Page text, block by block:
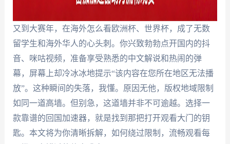
又到大赛年，在海外怎么看欧洲杯、世界杯，成了无数
留学生和海外华人的心头刺。你兴致勃勃点开国内的抖
音、咪咕视频，准备享受熟悉的中文解说和热闹的弹
幕，屏幕上却冷冰冰地提示“该内容在您所在地区无法播
放”。这种瞬间的失落，我懂。原因无他，版权地域限制
如同一道高墙。但别急，这道墙并非不可逾越。选择一
款靠谱的回国加速器，就是找到那把打开观看大门的钥
匙。本文将为你清晰拆解，如何绕过限制，流畅观看每